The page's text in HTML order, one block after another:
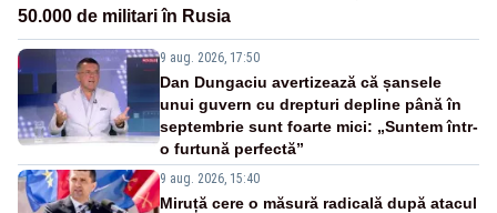
50.000 de militari în Rusia
9 aug. 2026, 17:50
Dan Dungaciu avertizează că șansele
unui guvern cu drepturi depline până în
septembrie sunt foarte mici: „Suntem într-
o furtună perfectă”
9 aug. 2026, 15:40
Miruță cere o măsură radicală după atacul